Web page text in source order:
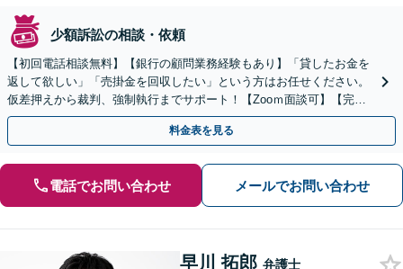
少額訴訟の相談・依頼
【初回電話相談無料】【銀行の顧問業務経験もあり】「貸したお金を
返して欲しい」「売掛金を回収したい」という方はお任せください。
仮差押えから裁判、強制執行までサポート！【Zooｍ面談可】【完全
個室】【大阪天満宮駅すぐ】
料金表を見る
電話でお問い合わせ メールでお問い合わせ
早川 拓郎 弁護士